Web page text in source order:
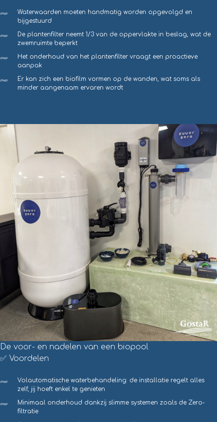
Waterwaarden moeten handmatig worden opgevolgd en
bijgestuurd
De plantenfilter neemt 1/3 van de oppervlakte in beslag, wat de
zwemruimte beperkt
Het onderhoud van het plantenfilter vraagt een proactieve
aanpak
Er kan zich een biofilm vormen op de wanden, wat soms als
minder aangenaam ervaren wordt
De voor- en nadelen van een biopool
✅ Voordelen
Volautomatische waterbehandeling: de installatie regelt alles
zelf, jij hoeft enkel te genieten
Minimaal onderhoud dankzij slimme systemen zoals de Zero-
filtratie